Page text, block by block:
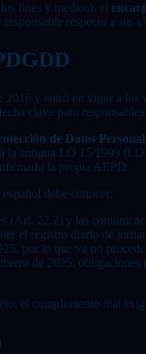
fines y medios), el
respecto a sus
y entró en vigor a
clave para
de Datos
la antigua LO 15/1999
la propia AEPD.
debe conocer:
(Art. 22.2) y las
el registro diario de
por lo que ya no
de 2025,
el cumplimiento real